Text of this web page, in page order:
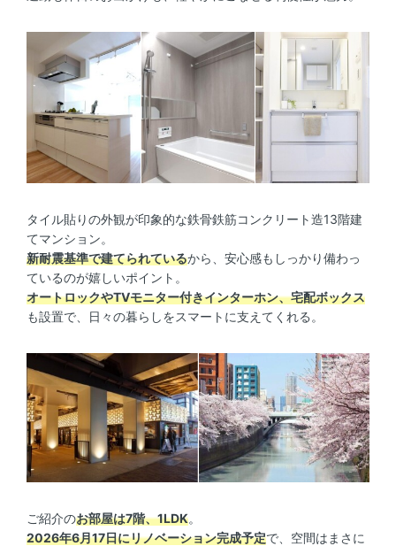
タイル貼りの外観が印象的な鉄骨鉄筋コンクリート造13階建
てマンション。
新耐震基準で建てられているから、安心感もしっかり備わっ
ているのが嬉しいポイント。
オートロックやTVモニター付きインターホン、宅配ボックス
も設置で、日々の暮らしをスマートに支えてくれる。
ご紹介のお部屋は7階、1LDK。
2026年6月17日にリノベーション完成予定で、空間はまさに